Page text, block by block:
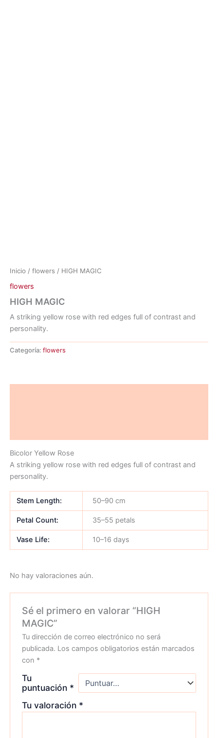
Inicio / flowers / HIGH MAGIC
flowers
HIGH MAGIC
A striking yellow rose with red edges full of contrast and
personality.
Categoría: flowers
Bicolor Yellow Rose
A striking yellow rose with red edges full of contrast and
personality.
Stem Length: 50–90 cm
Petal Count: 35–55 petals
Vase Life: 10–16 days
No hay valoraciones aún.
Sé el primero en valorar “HIGH
MAGIC”
Tu dirección de correo electrónico no será
publicada. Los campos obligatorios están marcados
con *
Tu
puntuación *
Tu valoración *